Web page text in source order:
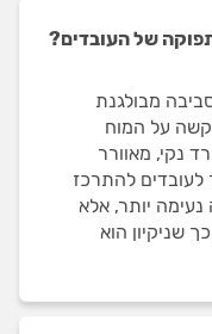
של העובדים?
מבולגנת
על המוח
נקי, מאוורר
להתרכז
יותר, אלא
שניקיון הוא